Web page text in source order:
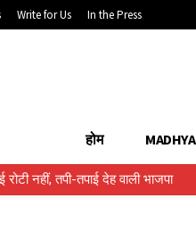
Write for Us In the Press
होम
रोटी नहीं, तपी-तपाई देह वाली भाजपा